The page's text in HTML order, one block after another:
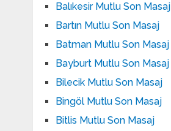
Balıkesir Mutlu Son Masaj
Bartın Mutlu Son Masaj
Batman Mutlu Son Masaj
Bayburt Mutlu Son Masaj
Bilecik Mutlu Son Masaj
Bingöl Mutlu Son Masaj
Bitlis Mutlu Son Masaj